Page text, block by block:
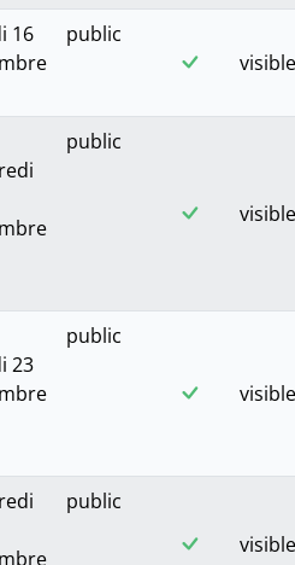
16
public
visible
public
visible
23
public
visible
public
visible